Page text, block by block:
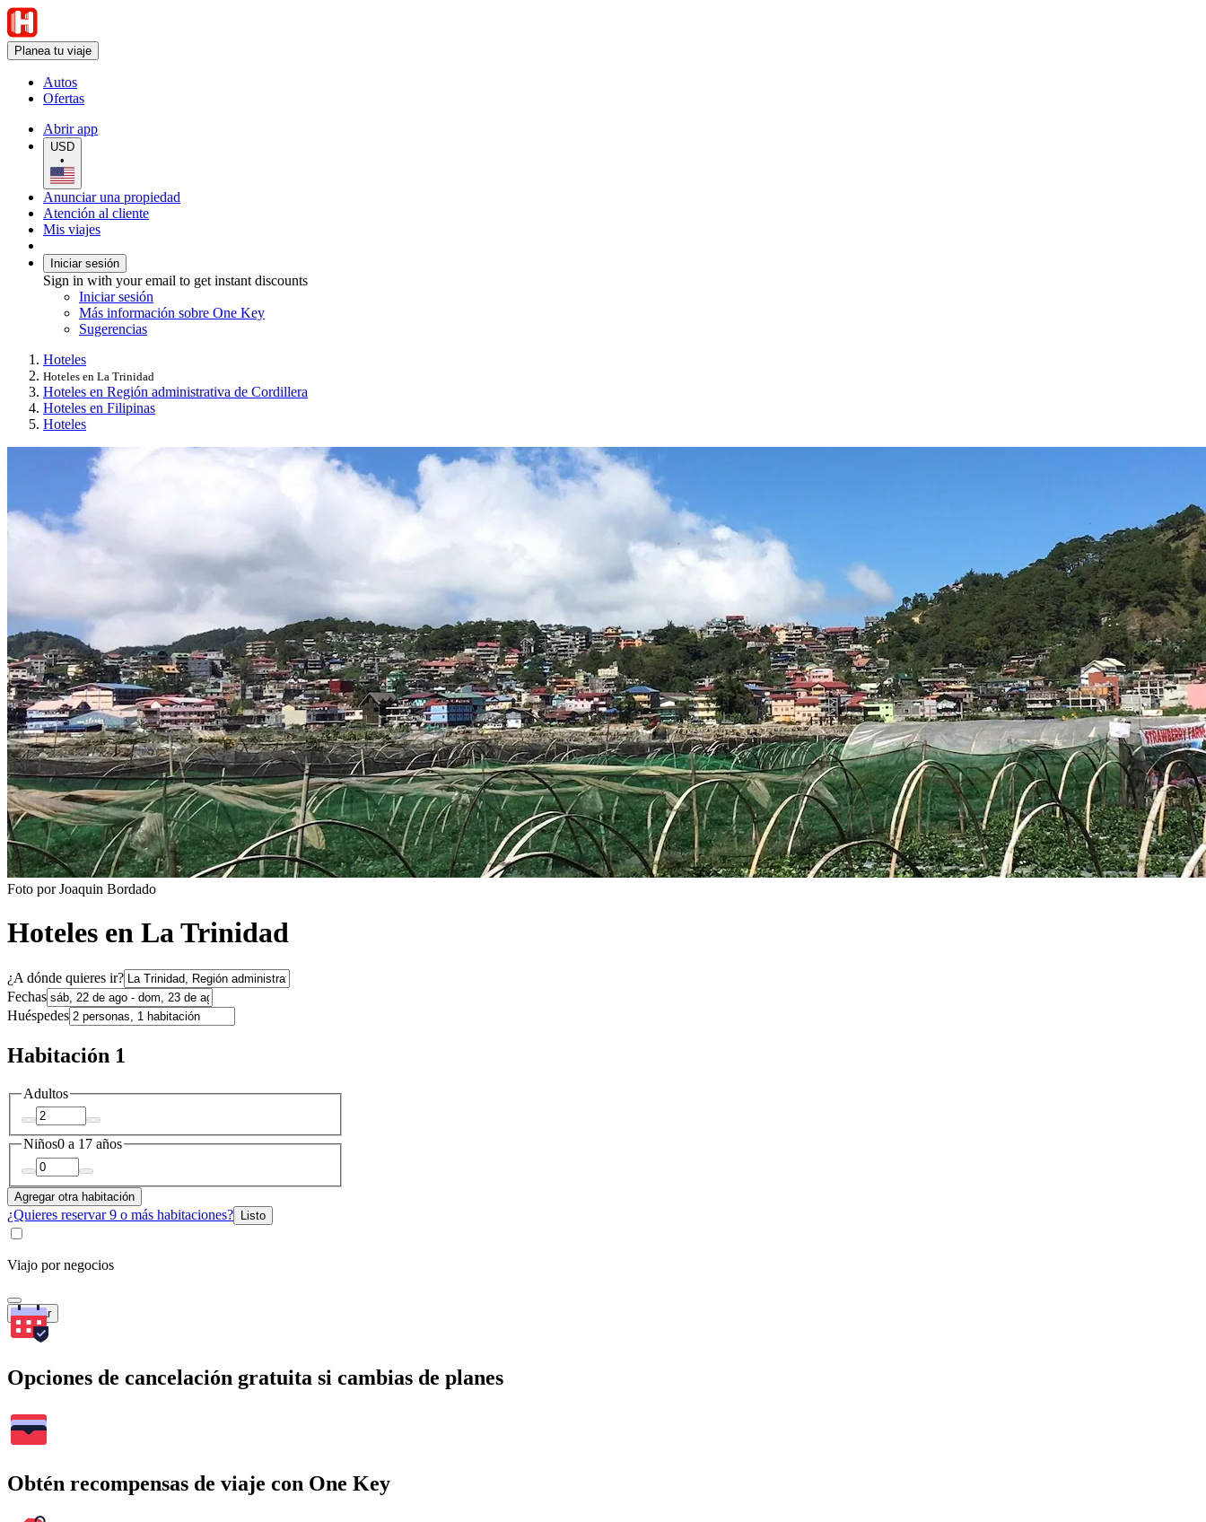
Planea tu viaje
Autos
Ofertas
Abrir app
USD
•
Anunciar una propiedad
Atención al cliente
Mis viajes
Iniciar sesión
Sign in with your email to get instant discounts
Iniciar sesión
Más información sobre One Key
Sugerencias
Hoteles
Hoteles en La Trinidad
Hoteles en Región administrativa de Cordillera
Hoteles en Filipinas
Hoteles
Foto por Joaquin Bordado
Hoteles en La Trinidad
¿A dónde quieres ir?
Fechas
Huéspedes
Habitación 1
Adultos
Niños0 a 17 años
Agregar otra habitación
¿Quieres reservar 9 o más habitaciones? Listo
Viajo por negocios
Buscar
Opciones de cancelación gratuita si cambias de planes
Obtén recompensas de viaje con One Key